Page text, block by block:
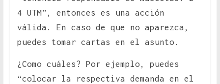
4 UTM”, entonces es una acción
válida. En caso de que no aparezca,
puedes tomar cartas en el asunto.
¿Como cuáles? Por ejemplo, puedes
“colocar la respectiva demanda en el